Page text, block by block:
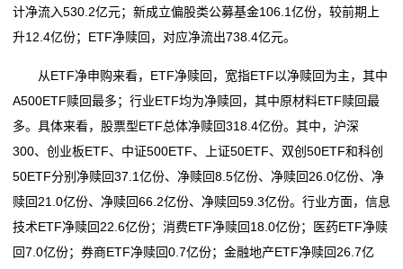
计净流入530.2亿元；新成立偏股类公募基金106.1亿份，较前期上
升12.4亿份；ETF净赎回，对应净流出738.4亿元。
从ETF净申购来看，ETF净赎回，宽指ETF以净赎回为主，其中
A500ETF赎回最多；行业ETF均为净赎回，其中原材料ETF赎回最
多。具体来看，股票型ETF总体净赎回318.4亿份。其中，沪深
300、创业板ETF、中证500ETF、上证50ETF、双创50ETF和科创
50ETF分别净赎回37.1亿份、净赎回8.5亿份、净赎回26.0亿份、净
赎回21.0亿份、净赎回66.2亿份、净赎回59.3亿份。行业方面，信息
技术ETF净赎回22.6亿份；消费ETF净赎回18.0亿份；医药ETF净赎
回7.0亿份；券商ETF净赎回0.7亿份；金融地产ETF净赎回26.7亿